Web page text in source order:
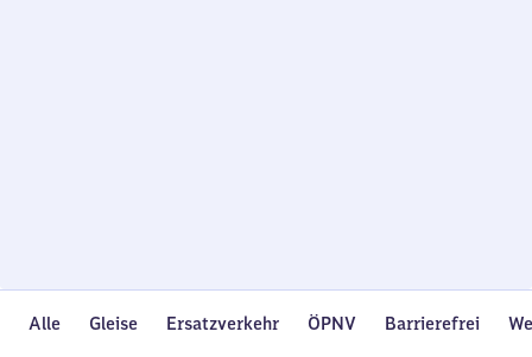
Alle Gleise Ersatzverkehr ÖPNV Barrierefrei